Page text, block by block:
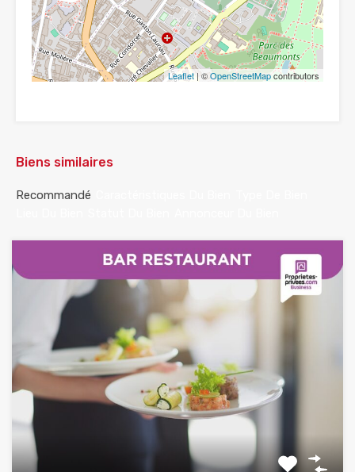
Leaflet | ©OpenStreetMapcontributors
Biens similaires
Recommandé